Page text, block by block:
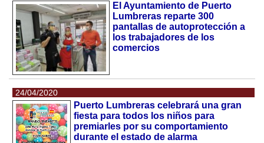
El Ayuntamiento de Puerto
Lumbreras reparte 300
pantallas de autoprotección a
los trabajadores de los
comercios
24/04/2020
Puerto Lumbreras celebrará una gran
fiesta para todos los niños para
premiarles por su comportamiento
durante el estado de alarma